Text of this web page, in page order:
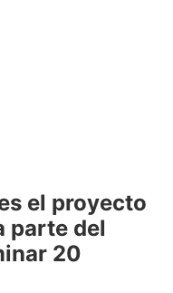
el proyecto
parte del
20